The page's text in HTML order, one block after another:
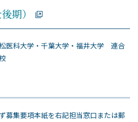
期）
医科大学・千葉大学・福井大学 連合
集要項本紙を右記担当窓口または郵